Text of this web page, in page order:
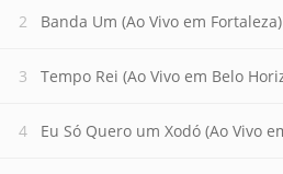
Banda Um (Ao Vivo em Fortaleza)
Tempo Rei (Ao Vivo em Belo
Eu Só Quero um Xodó (Ao Vivo